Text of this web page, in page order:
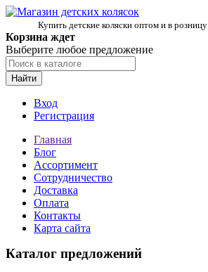
Купить детские коляски оптом и в
Корзина ждет
Выберите любое предложение
Найти
Вход
Регистрация
Главная
Блог
Ассортимент
Сотрудничество
Доставка
Оплата
Контакты
Карта сайта
Каталог предложений